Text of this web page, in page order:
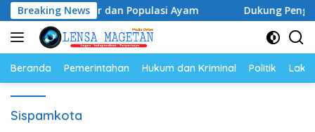
Langsung
ke
konten
Breaking News
Telur dan Populasi Ayam Dukung
Beranda Pemerintahan Hukum dan Kriminal Politik
Sispamkota